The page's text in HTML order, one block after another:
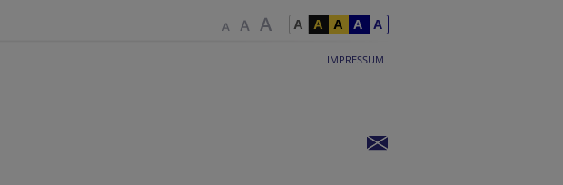
IMPRESSUM